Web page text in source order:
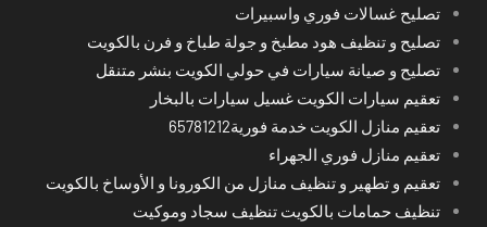
تصليح غسالات فوري واسبيرات
تصليح و تنظيف هود مطبخ و جولة طباخ و فرن بالكويت
تصليح و صيانة سيارات في حولي الكويت بنشر متنقل
تعقيم سيارات الكويت غسيل سيارات بالبخار
تعقيم منازل الكويت خدمة فورية65781212
تعقيم منازل فوري الجهراء
تعقيم و تطهير و تنظيف منازل من الكورونا و الأوساخ بالكويت
تنظيف حمامات بالكويت تنظيف سجاد وموكيت